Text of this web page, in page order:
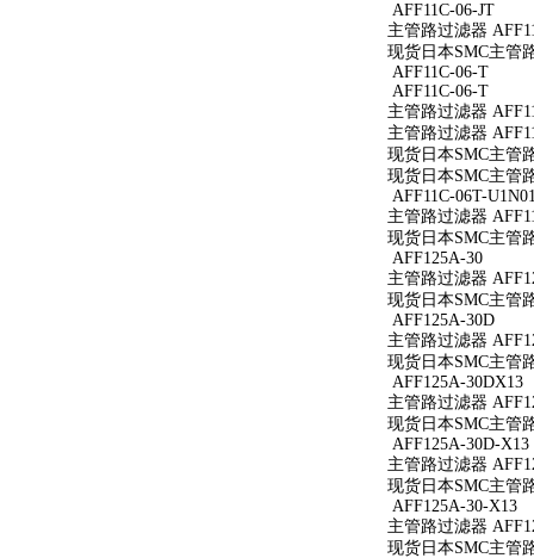
AFF11C-06-JT
主管路过滤器
现货日本SMC主管
AFF11C-06-T
AFF11C-06-T
主管路过滤器
主管路过滤器
现货日本SMC主管
现货日本SMC主管
AFF11C-06T-
主管路过滤器
现货日本SMC主管
AFF125A-30
主管路过滤器
现货日本SMC主管
AFF125A-30D
主管路过滤器
现货日本SMC主管
AFF125A-30DX13
主管路过滤器
现货日本SMC主管
AFF125A-30D-X13
主管路过滤器
现货日本SMC主管
AFF125A-30-X13
主管路过滤器
现货日本SMC主管